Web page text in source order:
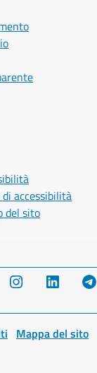
accessibilità
del sito
Instagram LinkedIn
Mappa del sito